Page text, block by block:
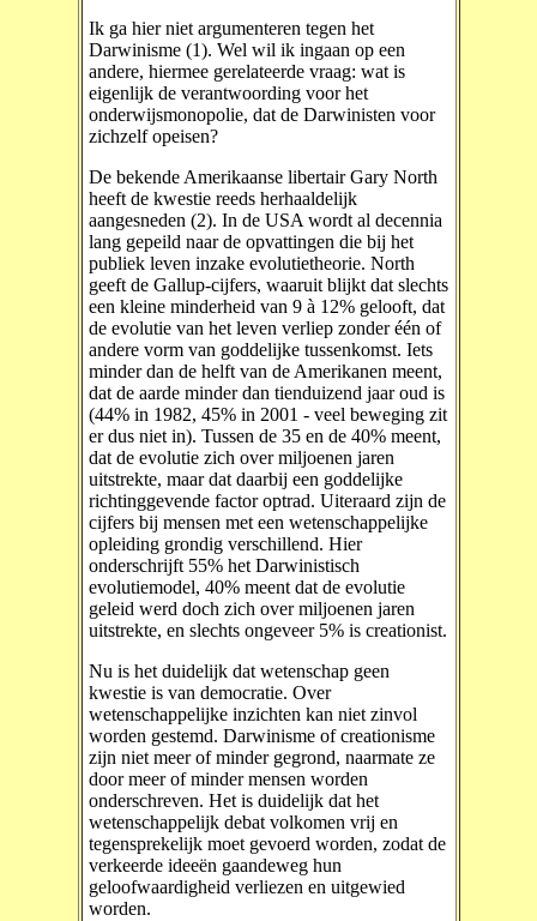
Ik ga hier niet argumenteren tegen het
Darwinisme (1). Wel wil ik ingaan op een
andere, hiermee gerelateerde vraag: wat is
eigenlijk de verantwoording voor het
onderwijsmonopolie, dat de Darwinisten voor
zichzelf opeisen?
De bekende Amerikaanse libertair Gary North
heeft de kwestie reeds herhaaldelijk
aangesneden (2). In de USA wordt al decennia
lang gepeild naar de opvattingen die bij het
publiek leven inzake evolutietheorie. North
geeft de Gallup-cijfers, waaruit blijkt dat slechts
een kleine minderheid van 9 à 12% gelooft, dat
de evolutie van het leven verliep zonder één of
andere vorm van goddelijke tussenkomst. Iets
minder dan de helft van de Amerikanen meent,
dat de aarde minder dan tienduizend jaar oud is
(44% in 1982, 45% in 2001 - veel beweging zit
er dus niet in). Tussen de 35 en de 40% meent,
dat de evolutie zich over miljoenen jaren
uitstrekte, maar dat daarbij een goddelijke
richtinggevende factor optrad. Uiteraard zijn de
cijfers bij mensen met een wetenschappelijke
opleiding grondig verschillend. Hier
onderschrijft 55% het Darwinistisch
evolutiemodel, 40% meent dat de evolutie
geleid werd doch zich over miljoenen jaren
uitstrekte, en slechts ongeveer 5% is creationist.
Nu is het duidelijk dat wetenschap geen
kwestie is van democratie. Over
wetenschappelijke inzichten kan niet zinvol
worden gestemd. Darwinisme of creationisme
zijn niet meer of minder gegrond, naarmate ze
door meer of minder mensen worden
onderschreven. Het is duidelijk dat het
wetenschappelijk debat volkomen vrij en
tegensprekelijk moet gevoerd worden, zodat de
verkeerde ideeën gaandeweg hun
geloofwaardigheid verliezen en uitgewied
worden.